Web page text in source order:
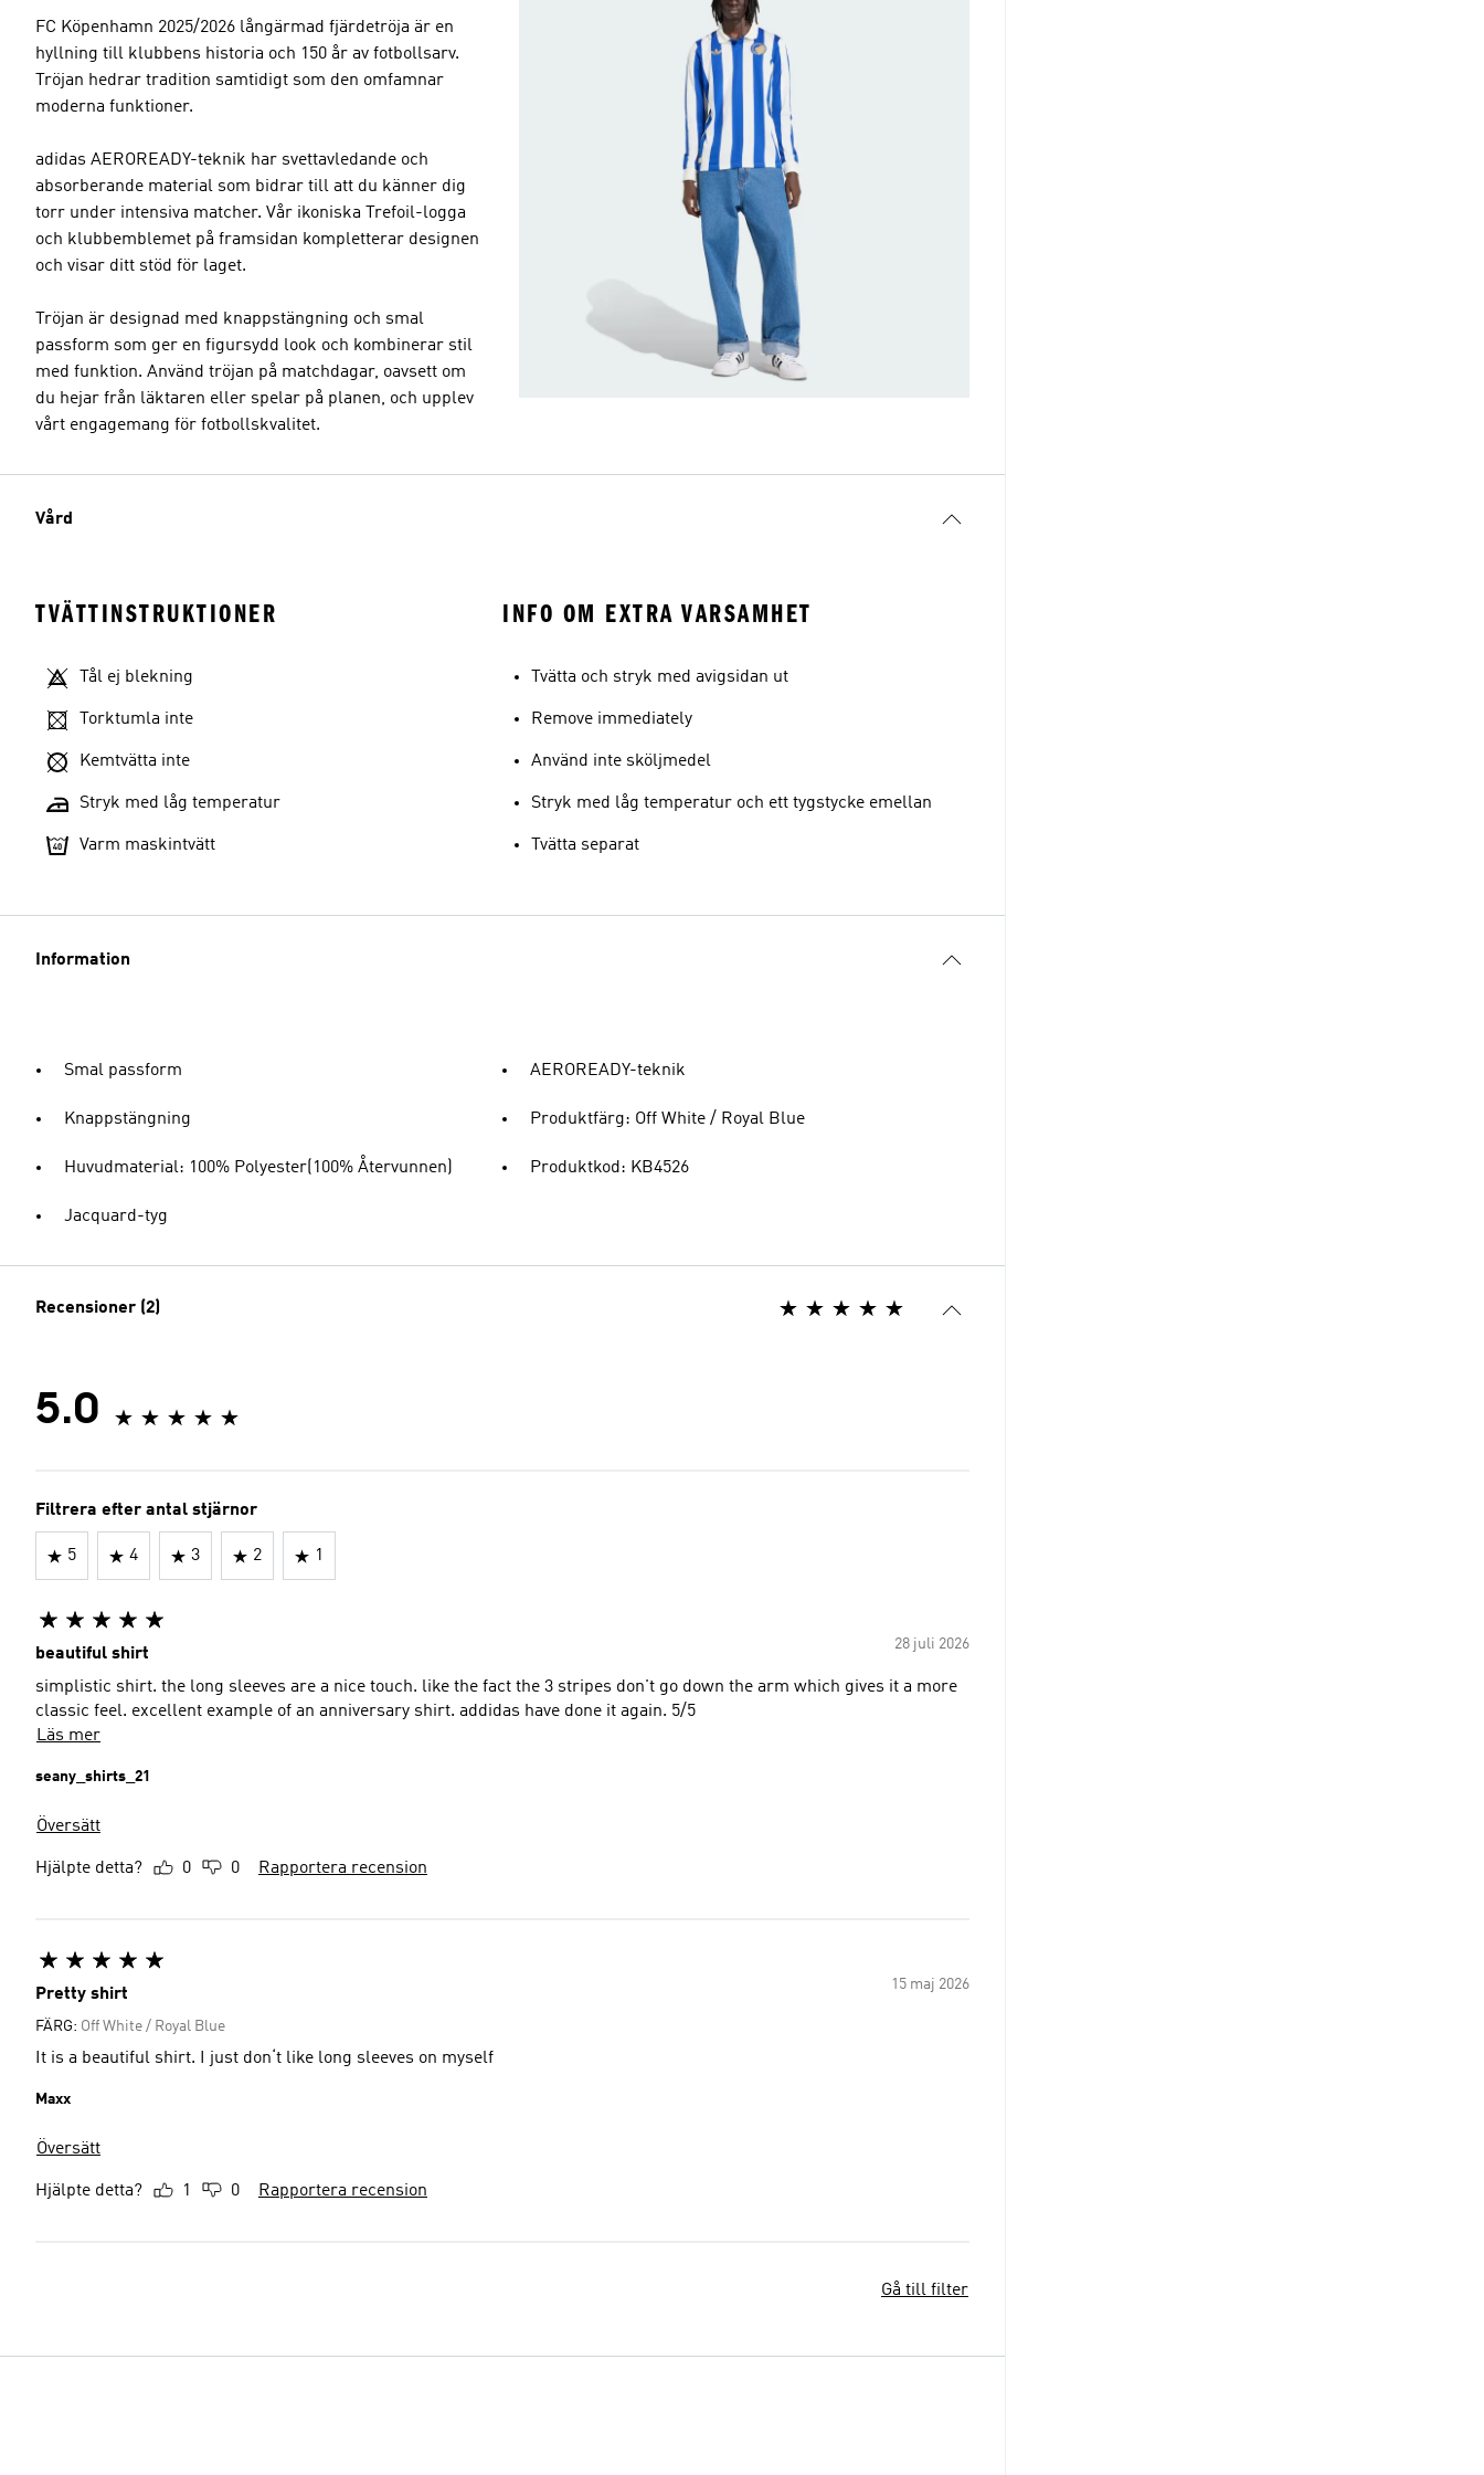
FC Köpenhamn 2025/2026 långärmad fjärdetröja är en
hyllning till klubbens historia och 150 år av fotbollsarv.
Tröjan hedrar tradition samtidigt som den omfamnar
moderna funktioner.
adidas AEROREADY-teknik har svettavledande och
absorberande material som bidrar till att du känner dig
torr under intensiva matcher. Vår ikoniska Trefoil-logga
och klubbemblemet på framsidan kompletterar designen
och visar ditt stöd för laget.
Tröjan är designad med knappstängning och smal
passform som ger en figursydd look och kombinerar stil
med funktion. Använd tröjan på matchdagar, oavsett om
du hejar från läktaren eller spelar på planen, och upplev
vårt engagemang för fotbollskvalitet.
Vård
TVÄTTINSTRUKTIONER
Tål ej blekning
Torktumla inte
Kemtvätta inte
Stryk med låg temperatur
Varm maskintvätt
INFO OM EXTRA VARSAMHET
Tvätta och stryk med avigsidan ut
Remove immediately
Använd inte sköljmedel
Stryk med låg temperatur och ett tygstycke emellan
Tvätta separat
Information
Smal passform
Knappstängning
Huvudmaterial: 100% Polyester(100% Återvunnen)
Jacquard-tyg
AEROREADY-teknik
Produktfärg: Off White / Royal Blue
Produktkod: KB4526
Recensioner (2)
5.0
Filtrera efter antal stjärnor
5 4 3 2 1
28 juli 2026
beautiful shirt
simplistic shirt. the long sleeves are a nice touch. like the fact the 3 stripes don't go down the arm which gives it a more
classic feel. excellent example of an anniversary shirt. addidas have done it again. 5/5
Läs mer
seany_shirts_21
Översätt
Hjälpte detta? 0 0 Rapportera recension
15 maj 2026
Pretty shirt
FÄRG: Off White / Royal Blue
It is a beautiful shirt. I just don‘t like long sleeves on myself
Maxx
Översätt
Hjälpte detta? 1 0 Rapportera recension
Gå till filter